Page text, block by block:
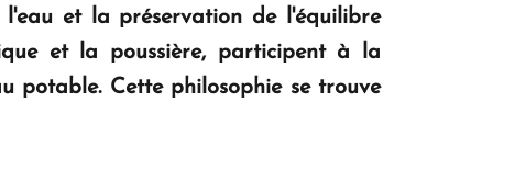
Le premier hôtel Hyatt Regency
d'Arménie ouvrira ses portes à Dilijan
et la préservation de l'équilibre
et la poussière, participent à la
potable. Cette philosophie se trouve